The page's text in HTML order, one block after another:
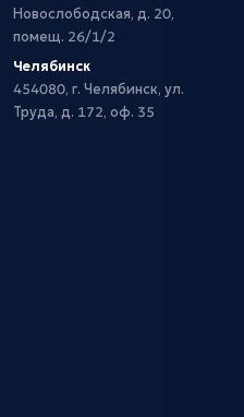
Новослободская, д. 20,
помещ. 26/1/2
Челябинск
454080, г. Челябинск, ул.
Труда, д. 172, оф. 35